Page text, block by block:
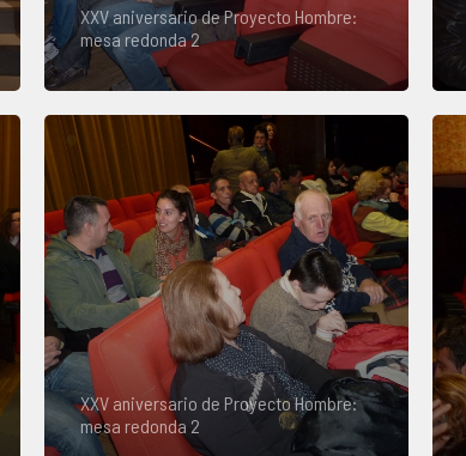
XXV aniversario de Proyecto Hombre:
mesa redonda 2
XXV aniversario de Proyecto Hombre:
mesa redonda 2